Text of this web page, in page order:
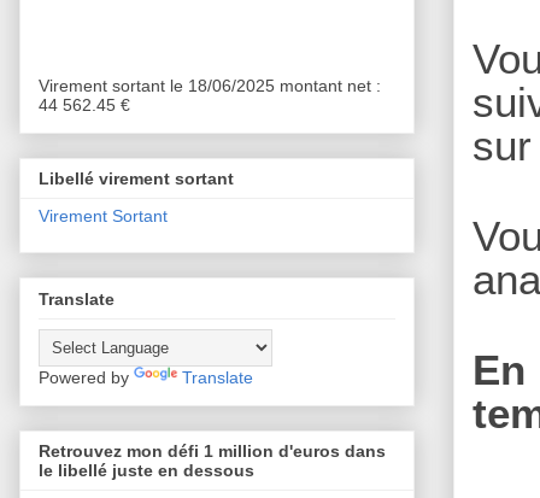
Virement sortant le 18/06/2025 montant net :
44 562.45 €
Libellé virement sortant
Virement Sortant
Translate
Powered by Translate
Retrouvez mon défi 1 million d'euros dans
le libellé juste en dessous